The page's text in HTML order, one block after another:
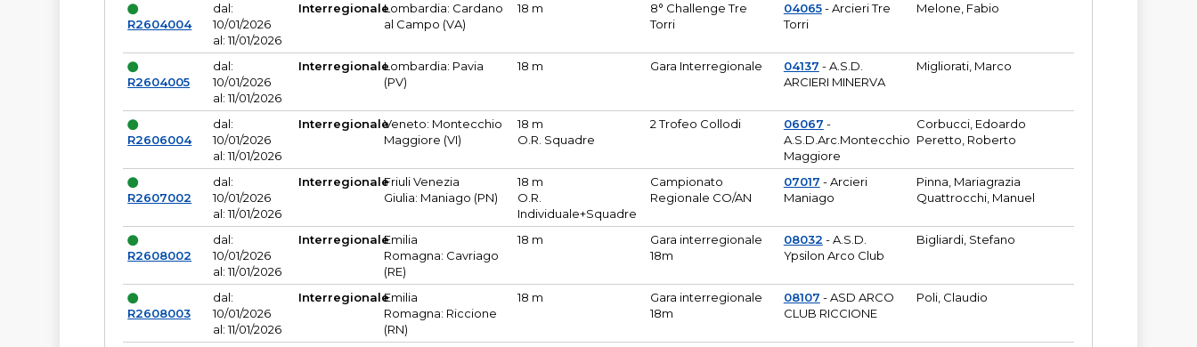
R2604004
dal:
10/01/2026
al: 11/01/2026
InterregionaleLombardia: Cardano
al Campo (VA)
18 m
8° Challenge Tre
Torri
04065- Arcieri Tre
Torri
Melone, Fabio
R2604005
dal:
10/01/2026
al: 11/01/2026
InterregionaleLombardia: Pavia
(PV)
18 m Gara Interregionale 04137 - A.S.D.
ARCIERI MINERVA
Migliorati, Marco
R2606004
dal:
10/01/2026
al: 11/01/2026
InterregionaleVeneto: Montecchio
Maggiore (VI)
18 m
O.R. Squadre
2 Trofeo Collodi 06067 -
A.S.D.Arc.Montecchio
Maggiore
Corbucci, Edoardo
Peretto, Roberto
R2607002
dal:
10/01/2026
al: 11/01/2026
InterregionaleFriuli Venezia
Giulia: Maniago (PN)
18 m
O.R.
Individuale+Squadre
Campionato
Regionale CO/AN
07017 - Arcieri
Maniago
Pinna, Mariagrazia
Quattrocchi, Manuel
R2608002
dal:
10/01/2026
al: 11/01/2026
InterregionaleEmilia
Romagna: Cavriago
(RE)
18 m
Gara interregionale
18m
08032 - A.S.D.
Ypsilon Arco Club
Bigliardi, Stefano
R2608003
dal:
10/01/2026
al: 11/01/2026
InterregionaleEmilia
Romagna: Riccione
(RN)
18 m
Gara interregionale
18m
08107 - ASD ARCO
CLUB RICCIONE
Poli, Claudio